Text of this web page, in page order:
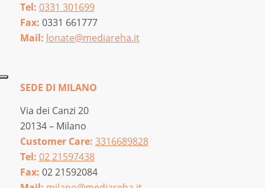
Tel: 0331 301699
Fax: 0331 661777
Mail: lonate@mediareha.it
SEDE DI MILANO
Via dei Canzi 20
20134 – Milano
Customer Care: 3316689828
Tel: 02 21597438
Fax: 02 21592084